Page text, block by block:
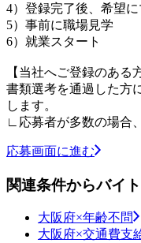
4）登録完了後、希望
5）事前に職場見学
6）就業スタート
【当社へご登録のある
書類選考を通過した方
します。
∟応募者が多数の場合
応募画面に進む
関連条件からバイ
大阪府×年齢不問
大阪府×交通費支